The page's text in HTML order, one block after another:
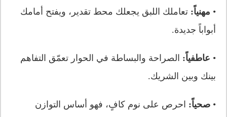
• مهنياً: تعاملك اللبق يجعلك محط تقدير، ويفتح أمامك
أبواباً جديدة.
• عاطفياً: الصراحة والبساطة في الحوار تعمّق التفاهم
بينك وبين الشريك.
•صحياً: احرص على نوم كافٍ، فهو أساس التوازن